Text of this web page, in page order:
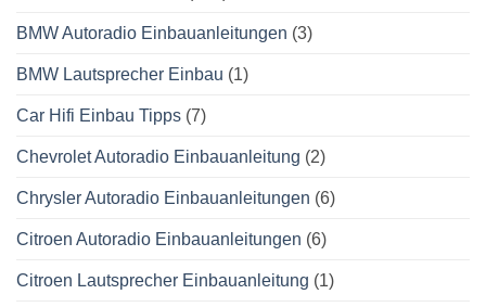
BMW Autoradio Einbauanleitungen (3)
BMW Lautsprecher Einbau (1)
Car Hifi Einbau Tipps (7)
Chevrolet Autoradio Einbauanleitung (2)
Chrysler Autoradio Einbauanleitungen (6)
Citroen Autoradio Einbauanleitungen (6)
Citroen Lautsprecher Einbauanleitung (1)